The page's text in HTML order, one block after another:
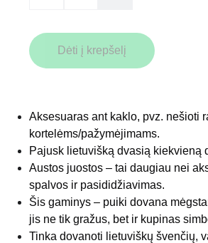
Dėti į krepšelį
Aksesuaras ant kaklo, pvz. nešioti
kortelėms/pažymėjimams.
Pajusk lietuvišką dvasią kiekvieną
Austos juostos – tai daugiau nei
spalvos ir pasididžiavimas.
Šis gaminys – puiki dovana
jis ne tik gražus, bet ir kupinas
Tinka dovanoti lietuviškų švenčių,